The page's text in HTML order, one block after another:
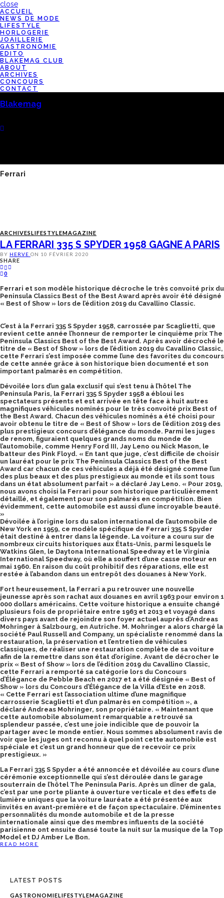
close
ACCUEIL
NEWS DE MODE
LIFESTYLE
HORLOGERIE
JOAILLERIE
GASTRONOMIE
EDITO
BLAKEMAG CLUB
ABOUT
ARCHIVES
CONCOURS
CONTACT
Blakemag
Ferrari
ARCHIVESLIFESTYLEMAGAZINE
LA FERRARI 335 S SPYDER 1958 GAGNE A PARIS
BY HERVE ON 10 FÉVRIER 2020
SHARE
0
Ferrari et son modèle historique décroche le très convoité prix du
Peninsula Classics Best of the Best Award après avoir été désigné
« Best of Show » lors de l’édition 2019 du Cavallino Classic.
C’est à la Ferrari 335 S Spyder 1958, carrossée par Scaglietti, que
revient cette année l’honneur de remporter le cinquième prix The
Peninsula Classics Best of the Best Award. Après avoir décroché le
titre de « Best of Show » lors de l’édition 2019 du Cavallino Classic,
cette Ferrari s’est imposée comme l’une des favorites du concours
de cette année grâce à son historique bien documenté et son
important palmarès en compétition.
Dévoilée lors d’un gala exclusif qui s’est tenu à l’hôtel The
Peninsula Paris, la Ferrari 335 S Spyder 1958 a ébloui les
spectateurs présents et est arrivée en tête face à huit autres
magnifiques véhicules nominés pour le très convoité prix Best of
the Best Award. Chacun des véhicules nominés a été choisi pour
avoir obtenu le titre de « Best of Show » lors de l’édition 2019 des
plus prestigieux concours d’élégance du monde. Parmi les juges
de renom, figuraient quelques grands noms du monde de
l’automobile, comme Henry Ford III, Jay Leno ou Nick Mason, le
batteur des Pink Floyd. « En tant que juge, c’est difficile de choisir
un lauréat pour le prix The Peninsula Classics Best of the Best
Award car chacun de ces véhicules a déjà été désigné comme l’un
des plus beaux et des plus prestigieux au monde et ils sont tous
dans un état absolument parfait » a déclaré Jay Leno. « Pour 2019,
nous avons choisi la Ferrari pour son historique particulièrement
détaillé, et également pour son palmarès en compétition. Bien
évidemment, cette automobile est aussi d’une incroyable beauté.
»
Dévoilée à l’origine lors du salon international de l’automobile de
New York en 1959, ce modèle spécifique de Ferrari 335 S Spyder
était destiné à entrer dans la légende. La voiture a couru sur de
nombreux circuits historiques aux États-Unis, parmi lesquels le
Watkins Glen, le Daytona International Speedway et le Virginia
International Speedway, où elle a souffert d’une casse moteur en
mai 1960. En raison du coût prohibitif des réparations, elle est
restée à l’abandon dans un entrepôt des douanes à New York.
Fort heureusement, la Ferrari a pu retrouver une nouvelle
jeunesse après son rachat aux douanes en avril 1963 pour environ 1
000 dollars américains. Cette voiture historique a ensuite changé
plusieurs fois de propriétaire entre 1963 et 2013 et voyagé dans
divers pays avant de rejoindre son foyer actuel auprès d’Andreas
Mohringer à Salzbourg, en Autriche. M. Mohringer a alors chargé la
société Paul Russell and Company, un spécialiste renommé dans la
restauration, la préservation et l’entretien de véhicules
classiques, de réaliser une restauration complète de sa voiture
afin de la remettre dans son état d’origine. Avant de décrocher le
prix « Best of Show » lors de l’édition 2019 du Cavallino Classic,
cette Ferrari a remporté sa catégorie lors du Concours
d’Élégance de Pebble Beach en 2017 et a été désignée « Best of
Show » lors du Concours d’Élégance de la Villa d’Este en 2018.
« Cette Ferrari est l’association ultime d’une magnifique
carrosserie Scaglietti et d’un palmarès en compétition », a
déclaré Andreas Mohringer, son propriétaire. « Maintenant que
cette automobile absolument remarquable a retrouvé sa
splendeur passée, c’est une joie indicible que de pouvoir la
partager avec le monde entier. Nous sommes absolument ravis de
voir que les juges ont reconnu à quel point cette automobile est
spéciale et c’est un grand honneur que de recevoir ce prix
prestigieux. »
La Ferrari 335 S Spyder a été annoncée et dévoilée au cours d’une
cérémonie exceptionnelle qui s’est déroulée dans le garage
souterrain de l’hôtel The Peninsula Paris. Après un dîner de gala,
c’est par une porte pliante à ouverture verticale et des effets de
lumière uniques que la voiture lauréate a été présentée aux
invités en avant-première et de façon spectaculaire. D’éminentes
personnalités du monde automobile et de la presse
internationale ainsi que des membres influents de la société
parisienne ont ensuite dansé toute la nuit sur la musique de la Top
Model et DJ Amber Le Bon.
READ MORE
LATEST POSTS
GASTRONOMIELIFESTYLEMAGAZINE